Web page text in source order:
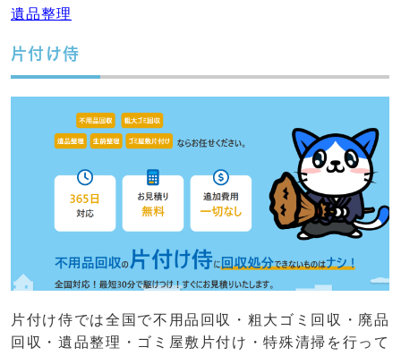
遺品整理
片付け侍
片付け侍では全国で不用品回収・粗大ゴミ回収・廃品
回収・遺品整理・ゴミ屋敷片付け・特殊清掃を行って